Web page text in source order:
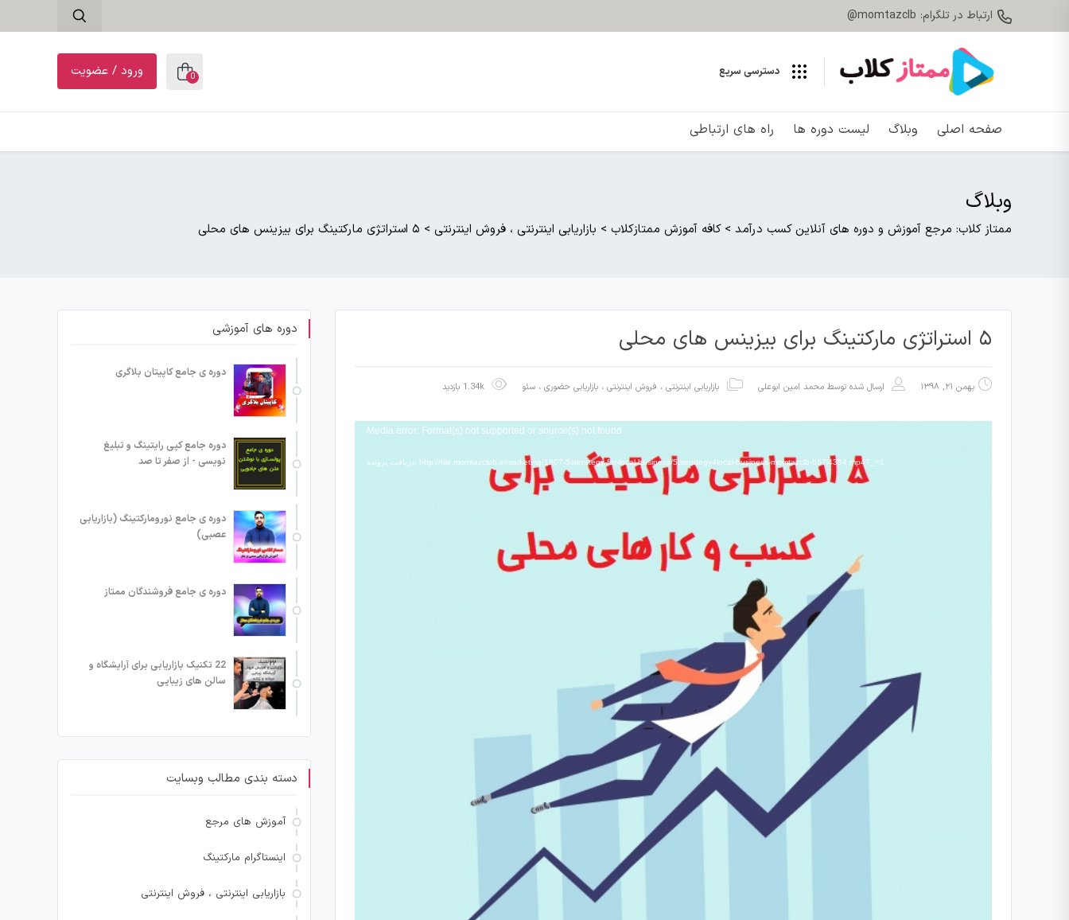
ارتباط در تلگرام: momtazclb@
دسترسی سریع 0 ورود / عضویت
صفحه اصلی وبلاگ لیست دوره ها راه های ارتباطی
وبلاگ
ممتاز کلاب: مرجع آموزش و دوره های آنلاین کسب درآمد > کافه آموزش ممتازکلاب > بازاریابی اینترنتی ، فروش اینترنتی > ۵ استراتژی مارکتینگ برای بیزینس های محلی
۵ استراتژی مارکتینگ برای بیزینس های محلی
بهمن ۲۱, ۱۳۹۸ ارسال شده توسط محمد امین ابوعلی بازاریابی اینترنتی ، فروش اینترنتی ، بازاریابی حضوری ، سئو
Media error: Format(s) not supported or source(s) not found
دریافت پرونده: http://file.momtazclub.ir/marketing/1807-5sterategy-for-local-business/5sterategy4local-business-momtazclb-567l4354.mp4?_=1
سلام به همه ی شما دوستان عزیز. توی ویدیو امروز میخواهیم در مورد کسب و کار های محلی برای شما صحبت کنیم.
دوره های آموزشی
دوره ی جامع کاپیتان بلاگری
دوره جامع کپی رایتینگ و تبلیغ
نویسی - از صفر تا صد
دوره ی جامع نورومارکتینگ (بازاریابی
عصبی)
دوره ی جامع فروشندگان ممتاز
22 تکنیک بازاریابی برای آرایشگاه و
سالن های زیبایی
دسته بندی مطالب وبسایت
آموزش های مرجع
اینستاگرام مارکتینگ
بازاریابی اینترنتی ، فروش اینترنتی